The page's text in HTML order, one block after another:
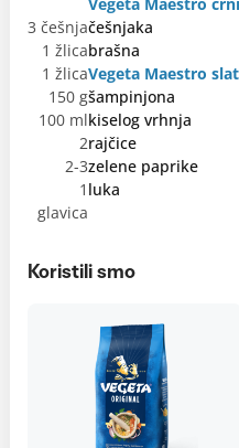
3 češnjačešnjaka
1 žlicabrašna
1 žlicaVegeta Maestro
150 gšampinjona
100 mlkiselog vrhnja
2rajčice
2-3zelene paprike
1
glavica
luka
Koristili smo